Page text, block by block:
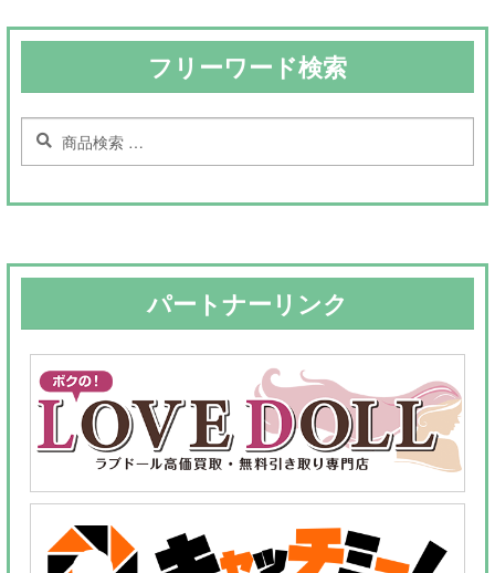
フリーワード検索
象:
パートナーリンク